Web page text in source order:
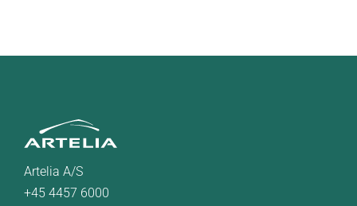
Artelia A/S
+45 4457 6000